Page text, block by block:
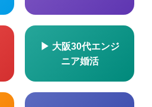
▶ 大阪30代エンジ
ニア婚活